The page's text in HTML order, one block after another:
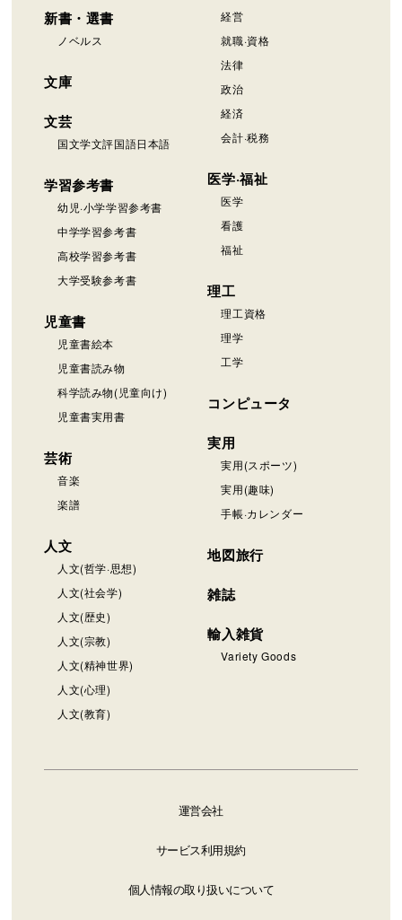
新書・選書
ノベルス
文庫
文芸
国文学文評国語日本語
学習参考書
幼児·小学学習参考書
中学学習参考書
高校学習参考書
大学受験参考書
児童書
児童書絵本
児童書読み物
科学読み物(児童向け)
児童書実用書
芸術
音楽
楽譜
人文
人文(哲学·思想)
人文(社会学)
人文(歴史)
人文(宗教)
人文(精神世界)
人文(心理)
人文(教育)
経営
就職·資格
法律
政治
経済
会計·税務
医学·福祉
医学
看護
福祉
理工
理工資格
理学
工学
コンピュータ
実用
実用(スポーツ)
実用(趣味)
手帳·カレンダー
地図旅行
雑誌
輸入雑貨
Variety Goods
運営会社
サービス利用規約
個人情報の取り扱いについて